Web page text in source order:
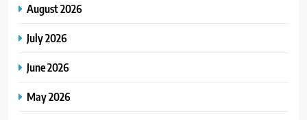
August 2026
July 2026
June 2026
May 2026